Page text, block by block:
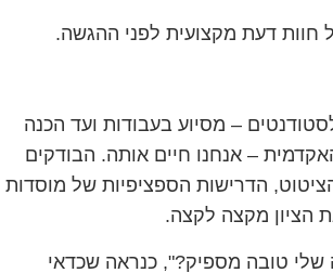
חוות דעת מקצועית לפני ההגשה.
– מסיוע בעבודות ועד הכנה
– אנחנו חיים אותה. הבודקים
הדרישות הספציפיות של מוסדות
הציון מקצה לקצה.
טובה מספיק?", כנראה שכדאי